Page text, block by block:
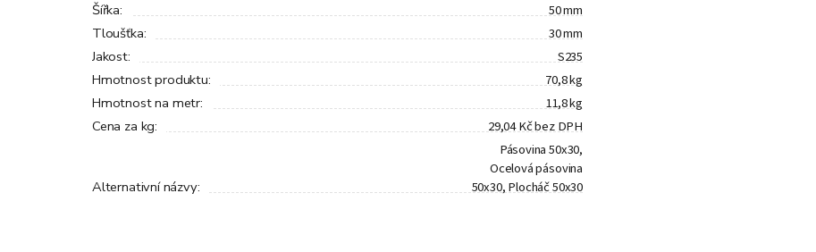
Šířka: 50 mm
Tloušťka: 30 mm
Jakost: S235
Hmotnost produktu: 70,8 kg
Hmotnost na metr: 11,8 kg
Cena za kg: 29,04 Kč bez DPH
Alternativní názvy:
Pásovina 50x30,
Ocelová pásovina
50x30, Plocháč 50x30